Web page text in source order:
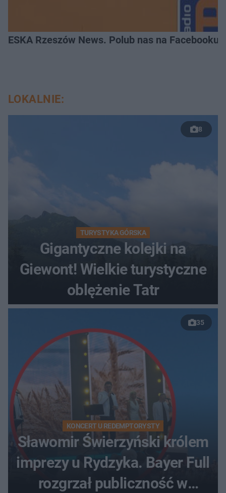
ESKA Rzeszów News. Polub nas na Facebooku!
LOKALNIE:
8
TURYSTYKA GÓRSKA
Gigantyczne kolejki na
Giewont! Wielkie turystyczne
oblężenie Tatr
35
KONCERT U REDEMPTORYSTY
Sławomir Świerzyński królem
imprezy u Rydzyka. Bayer Full
rozgrzał publiczność w